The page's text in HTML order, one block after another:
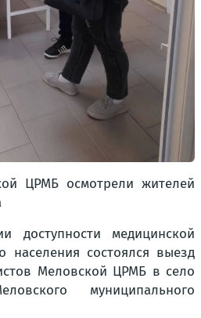
ЦРМБ осмотрели жителей
доступности медицинской
населения состоялся выезд
Меловской ЦРМБ в село
муниципального